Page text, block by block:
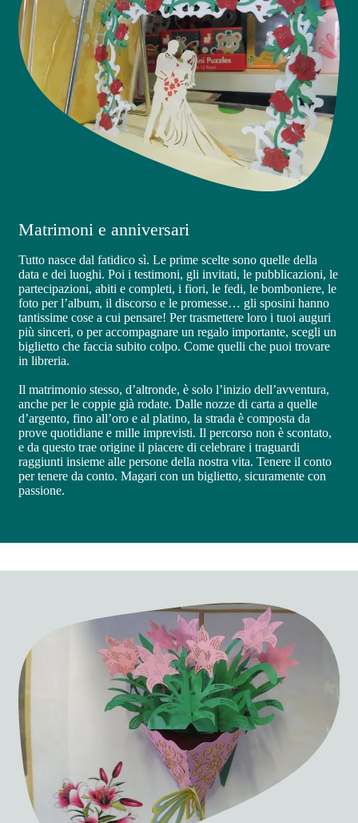
Matrimoni e anniversari
Tutto nasce dal fatidico sì. Le prime scelte sono quelle della
data e dei luoghi. Poi i testimoni, gli invitati, le pubblicazioni, le
partecipazioni, abiti e completi, i fiori, le fedi, le bomboniere, le
foto per l’album, il discorso e le promesse… gli sposini hanno
tantissime cose a cui pensare! Per trasmettere loro i tuoi auguri
più sinceri, o per accompagnare un regalo importante, scegli un
biglietto che faccia subito colpo. Come quelli che puoi trovare
in libreria.
Il matrimonio stesso, d’altronde, è solo l’inizio dell’avventura,
anche per le coppie già rodate. Dalle nozze di carta a quelle
d’argento, fino all’oro e al platino, la strada è composta da
prove quotidiane e mille imprevisti. Il percorso non è scontato,
e da questo trae origine il piacere di celebrare i traguardi
raggiunti insieme alle persone della nostra vita. Tenere il conto
per tenere da conto. Magari con un biglietto, sicuramente con
passione.